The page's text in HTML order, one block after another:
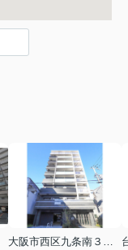
大阪市西区九条南３丁目